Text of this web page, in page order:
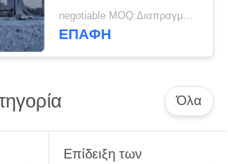
οθόνης επίδειξης
οδήγησε την επίδειξη
negotiable MOQ:Διαπραγματεύσιμος
ΕΠΑΦΉ
Όλα
Επίδειξη των